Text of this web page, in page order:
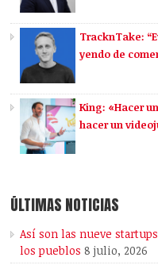
TracknTake:
yendo de
King: «Hacer
hacer un
ÚLTIMAS NOTICIAS
Así son las nueve
los pueblos 8 julio, 2026